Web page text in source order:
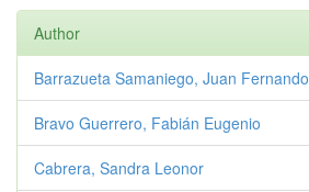
Author
Barrazueta Samaniego, Juan Fernando
Bravo Guerrero, Fabián Eugenio
Cabrera, Sandra Leonor